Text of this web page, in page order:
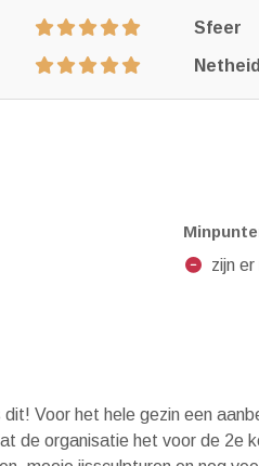
Sfeer
Netheid
zijn
Voor het hele gezin een
de organisatie het voor de 2e